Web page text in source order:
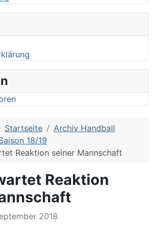
Startseite
Archiv Handball
18/19
Reaktion seiner Mannschaft
Reaktion
2018